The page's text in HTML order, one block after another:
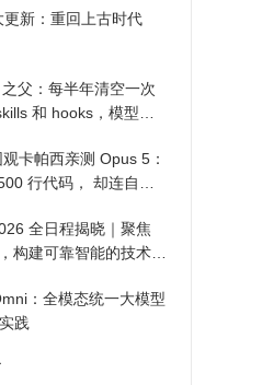
更新：重回上古时代
父：每半年清空一次
和 hooks，模型自
卡帕西亲测 Opus 5：
行代码， 却连自己
全日程揭晓｜聚焦
构建可靠智能的技术路
：全模态统一大模型
践